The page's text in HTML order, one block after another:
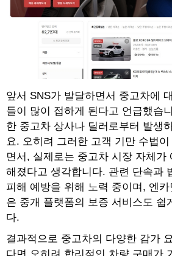
앞서 SNS가 발달하면서 중고차에
들이 많이 접하게 된다고 언급했습
한 중고차 상사나 딜러로부터 발생
요. 오히려 그러한 고객 기만 수법이
면서, 실제로는 중고차 시장 자체가
해졌다고 생각합니다. 관련 단속과
피해 예방을 위해 노력 중이며, 엔
은 중개 플랫폼의 보증 서비스도 쉽
다.
결과적으로 중고차의 다양한 감가